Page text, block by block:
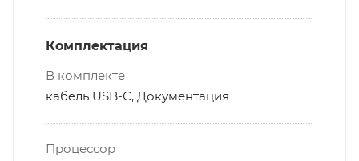
Комплектация
В комплекте
кабель USB-С, Документация
Процессор